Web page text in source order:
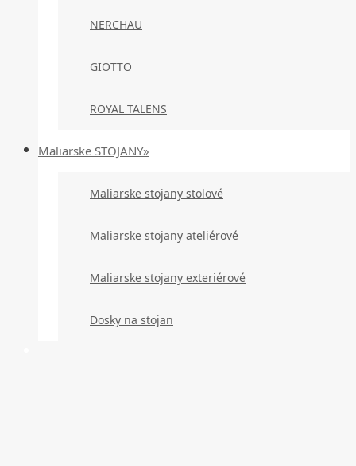
NERCHAU
GIOTTO
ROYAL TALENS
Maliarske STOJANY»
Maliarske stojany stolové
Maliarske stojany ateliérové
Maliarske stojany exteriérové
Dosky na stojan